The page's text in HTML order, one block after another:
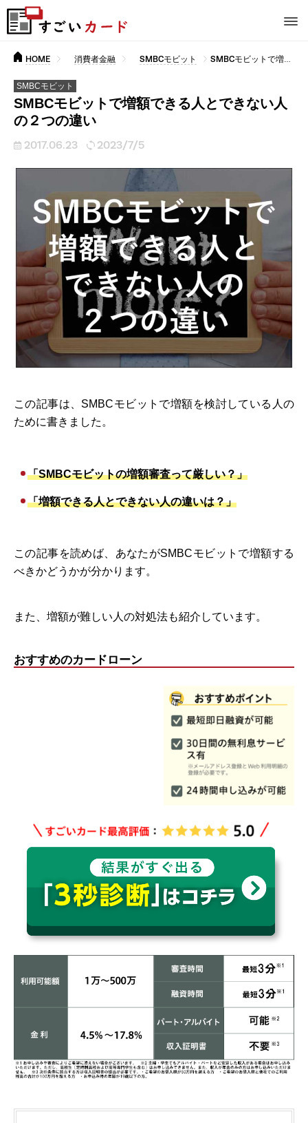
HOME 消費者金融 SMBCモビット SMBCモビットで増額できる人とできない人の２つの違い
SMBCモビット
SMBCモビットで増額できる人とできない人
の２つの違い
2017.06.23 2023/7/5
この記事は、SMBCモビットで増額を検討している人の
ために書きました。
「SMBCモビットの増額審査って厳しい？」
「増額できる人とできない人の違いは？」
この記事を読めば、あなたがSMBCモビットで増額する
べきかどうかが分かります。
また、増額が難しい人の対処法も紹介しています。
おすすめのカードローン